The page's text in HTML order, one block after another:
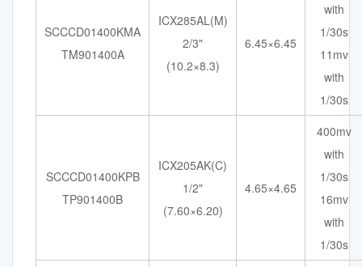
SCCCD01400KMA
TM901400A
ICX285AL(M)
2/3"
(10.2×8.3)
6.45×6.45
with
1/30s
11mv
with
1/30s
SCCCD01400KPB
TP901400B
ICX205AK(C)
1/2"
(7.60×6.20)
4.65×4.65
400mv
with
1/30s
16mv
with
1/30s